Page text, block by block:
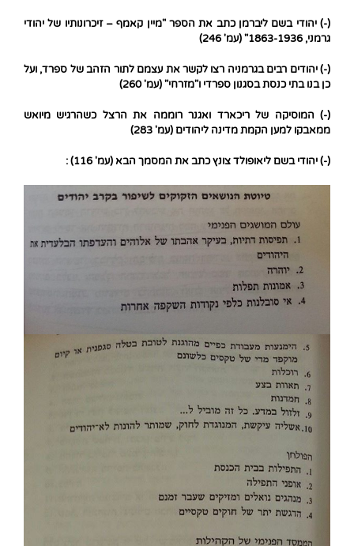
(-) יהודי בשם ליברמן כתב את הספר "מיין קאמף – זיכרונותיו של יהודי
גרמני, 1863-1936" (עמ' 246)
(-) יהודים רבים בגרמניה רצו לקשר את עצמם לתור הזהב של ספרד, ועל
כן בנו בתי כנסת בסגנון ספרדי ו"מזרחי" (עמ' 260)
(-) המוסיקה של ריכארד ואגנר רוממה את הרצל כשהרגיש מיואש
ממאבקו למען הקמת מדינה ליהודים (עמ' 283)
(-) יהודי בשם ליאופולד צונץ כתב את המסמך הבא (עמ' 116) :